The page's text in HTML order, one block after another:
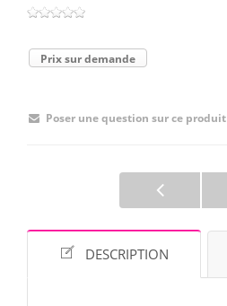
Prix sur demande
Poser une question sur ce produit
DESCRIPTION